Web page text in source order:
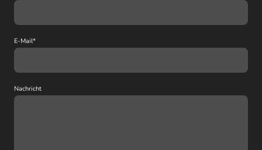
E-Mail*
Nachricht